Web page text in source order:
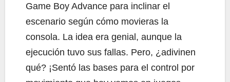
Game Boy Advance para inclinar el
escenario según cómo movieras la
consola. La idea era genial, aunque la
ejecución tuvo sus fallas. Pero, ¿adivinen
qué? ¡Sentó las bases para el control por